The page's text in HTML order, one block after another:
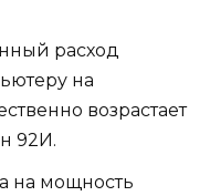
расход
на
возрастает
92И.
на мощность